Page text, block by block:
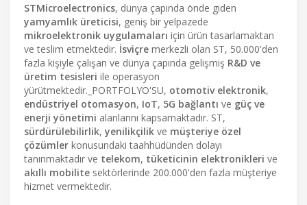
STMicroelectronics, dünya çapında önde giden
yamyamlık üreticisi, geniş bir yelpazede
mikroelektronik uygulamaları için ürün tasarlamaktan
ve teslim etmektedir. İsviçre merkezli olan ST, 50.000'den
fazla kişiyle çalışan ve dünya çapında gelişmiş R&D ve
üretim tesisleri ile operasyon
yürütmektedir._PORTFOLYO'SU, otomotiv elektronik,
endüstriyel otomasyon, IoT, 5G bağlantı ve güç ve
enerji yönetimi alanlarını kapsamaktadır. ST,
sürdürülebilirlik, yenilikçilik ve müşteriye özel
çözümler konusundaki taahhüdünden dolayı
tanınmaktadır ve telekom, tüketicinin elektronikleri ve
akıllı mobilite sektörlerinde 200.000'den fazla müşteriye
hizmet vermektedir.